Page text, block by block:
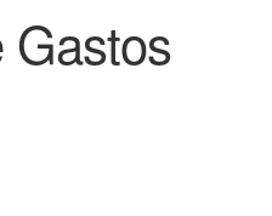
Gastos